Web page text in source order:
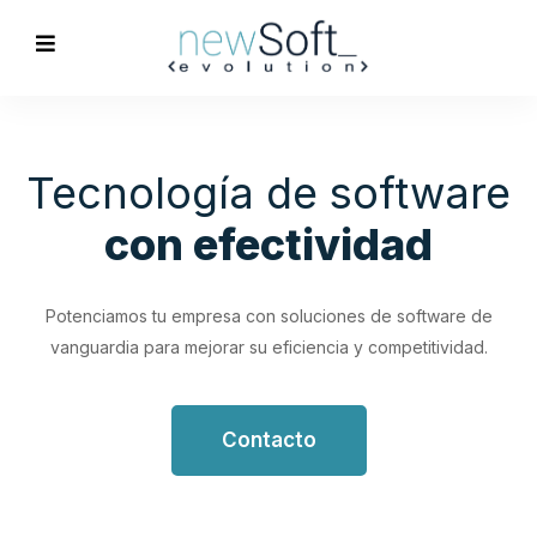
Procesos
Empresariales
trabajo.